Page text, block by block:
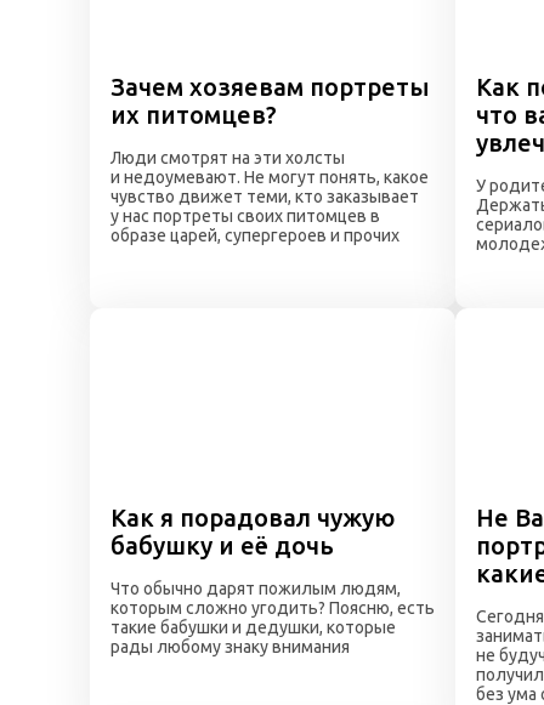
Люди смотрят на эти холсты
и недоумевают. Не могут понять, какое
чувство движет теми, кто заказывает
у нас портреты своих питомцев в
образе царей, супергероев и прочих
Зачем хозяевам портреты
их питомцев?
У
Как
что
Что обычно дарят пожилым людям,
которым сложно угодить? Поясню, есть
такие бабушки и дедушки, которые
рады любому знаку внимания
Как я порадовал чужую
бабушку и её дочь
не
без ума
Не